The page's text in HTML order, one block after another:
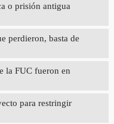
o prisión antigua
perdieron, basta de
la FUC fueron en
para restringir